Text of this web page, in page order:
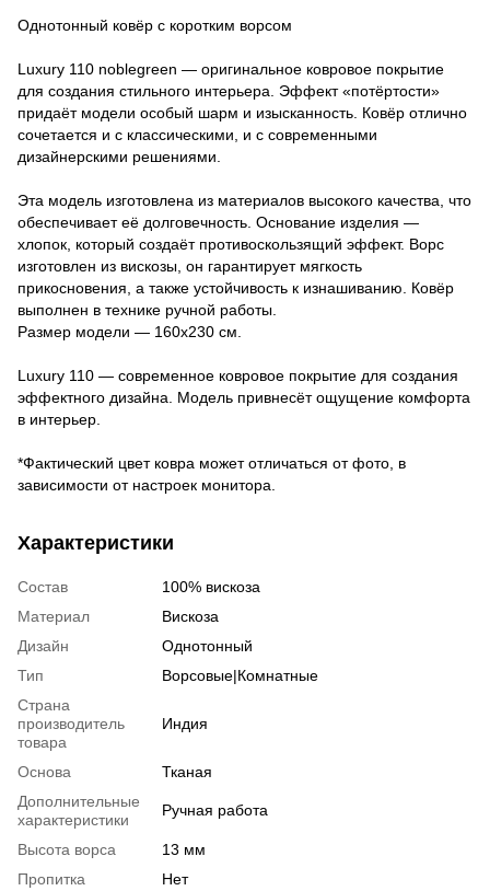
Однотонный ковёр с коротким ворсом
Luxury 110 noblegreen — оригинальное ковровое покрытие
для создания стильного интерьера. Эффект «потёртости»
придаёт модели особый шарм и изысканность. Ковёр отлично
сочетается и с классическими, и с современными
дизайнерскими решениями.
Эта модель изготовлена из материалов высокого качества, что
обеспечивает её долговечность. Основание изделия —
хлопок, который создаёт противоскользящий эффект. Ворс
изготовлен из вискозы, он гарантирует мягкость
прикосновения, а также устойчивость к изнашиванию. Ковёр
выполнен в технике ручной работы.
Размер модели — 160х230 см.
Luxury 110 — современное ковровое покрытие для создания
эффектного дизайна. Модель привнесёт ощущение комфорта
в интерьер.
*Фактический цвет ковра может отличаться от фото, в
зависимости от настроек монитора.
Характеристики
Состав
100% вискоза
Материал
Вискоза
Дизайн
Однотонный
Тип
Ворсовые|Комнатные
Страна
производитель
товара
Индия
Основа
Тканая
Дополнительные
характеристики
Ручная работа
Высота ворса
13 мм
Пропитка
Нет